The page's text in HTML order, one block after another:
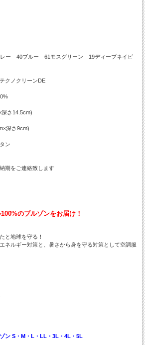
レー 40ブルー 61モスグリーン 19ディープネイビ
クノクリーンDE
深さ14.5cm)
深さ9cm)
ン
期をご連絡致します
のブルゾンをお届け！
と地球を守る！
ネルギー対策と、暑さから身を守る対策として空調服
ン S・M・L・LL・3L・4L・5L